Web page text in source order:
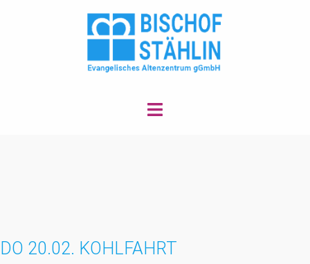
Menü
DO 20.02. KOHLFAHRT